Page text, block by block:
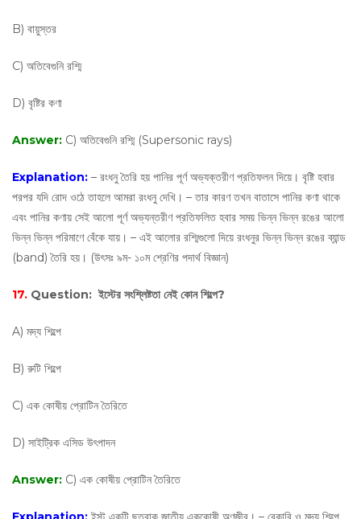
B) বায়ুস্তর
C) অতিবেগুনি রশ্মি
D) বৃষ্টির কণা
Answer: C) অতিবেগুনি রশ্মি (Supersonic rays)
Explanation: – রংধনু তৈরি হয় পানির পূর্ণ অভ্যক্তরীণ প্রতিফলন দিয়ে। বৃষ্টি হবার
পরপর যদি রােদ ওঠে তাহলে আমরা রংধনু দেখি। – তার কারণ তখন বাতাসে পানির কণা থাকে
এবং পানির কণায় সেই আলাে পূর্ণ অভ্যন্তরীণ প্রতিফলিত হবার সময় ভিন্ন ভিন্ন রঙের আলাে
ভিন্ন ভিন্ন পরিমাণে বেঁকে যায়। – এই আলাের রশ্মিগুলাে দিয়ে রংধনুর ভিন্ন ভিন্ন রঙের ব্যান্ড
(band) তৈরি হয়। (উৎসঃ ৯ম- ১০ম শ্রেণির পদার্থ বিজ্ঞান)
17. Question: ইস্টের সংশ্লিষ্টতা নেই কোন শিল্পে?
A) মদ্য শিল্পে
B) রুটি শিল্পে
C) এক কোষীয় প্রোটিন তৈরিতে
D) সাইট্রিক এসিড উৎপাদন
Answer: C) এক কোষীয় প্রোটিন তৈরিতে